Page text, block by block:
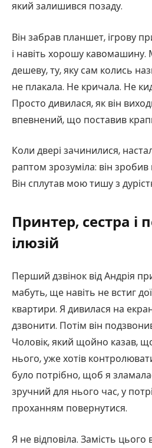
який залишився позаду.
Він забрав планшет, ігрову
і навіть хорошу кавомашину.
дешеву, ту, яку сам колись
не плакала. Не кричала. Не
Просто дивилася, як він
впевнений, що поставив
Коли двері зачинилися,
раптом зрозуміла: він
Він сплутав мою тишу з
Принтер, сестра і
ілюзій
Перший дзвінок від Андрія
мабуть, ще навіть не встиг
квартири. Я дивилася на
дзвонити. Потім він
Чоловік, який щойно казав,
нього, уже хотів
було потрібно, щоб я
зручний для нього час, у
проханням повернутися.
Я не відповіла. Замість цього